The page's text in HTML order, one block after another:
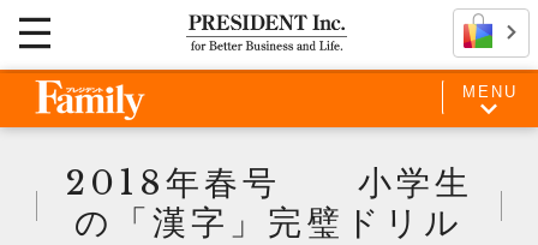
MENU
2018年春号 小学生
の「漢字」完璧ドリル